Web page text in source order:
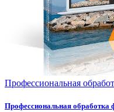
Профессиональная
Профессиональная обработка